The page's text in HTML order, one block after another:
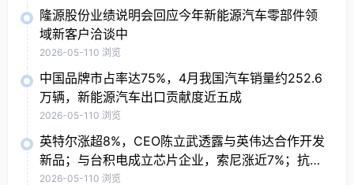
隆源股份业绩说明会回应今年新能源汽车零部件领
域新客户洽谈中
2026-05-110 浏览
中国品牌市占率达75%，4月我国汽车销量约252.6
万辆，新能源汽车出口贡献度近五成
2026-05-110 浏览
英特尔涨超8%，CEO陈立武透露与英伟达合作开发
新品；与台积电成立芯片企业，索尼涨近7%；抗病
毒概念股普涨，Moderna涨7.9%
2026-05-110 浏览